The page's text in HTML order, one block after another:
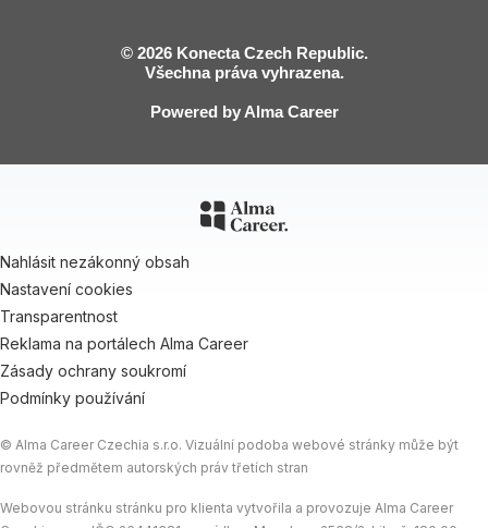
© 2026 Konecta Czech Republic.
Všechna práva vyhrazena.
Powered byAlma Career
Nahlásit nezákonný obsah
Nastavení cookies
Transparentnost
Reklama na portálech Alma Career
Zásady ochrany soukromí
Podmínky používání
© Alma Career Czechia s.r.o. Vizuální podoba webové stránky může být
rovněž předmětem autorských práv třetích stran
Webovou stránku stránku pro klienta vytvořila a provozuje Alma Career